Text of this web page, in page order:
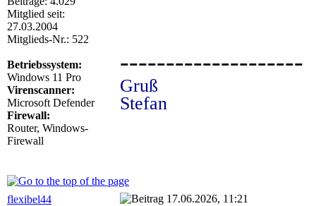
Mitglied seit:
27.03.2004
Mitglieds-Nr.: 522
Betriebssystem:
Windows 11 Pro
Virenscanner:
Microsoft Defender
Firewall:
Router, Windows-
Firewall
--------------------
Gruß
Stefan
flexibel44 17.06.2026, 11:21